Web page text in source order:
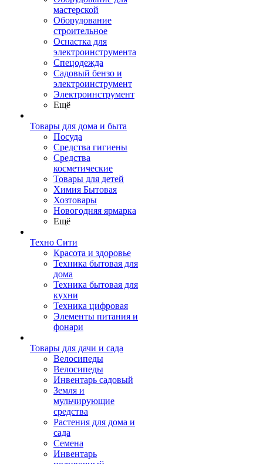
мастерской
Оборудование
строительное
Оснастка для
электроинструмента
Спецодежда
Садовый бензо и
электроинструмент
Электроинструмент
Ещё
Товары для дома и быта
Посуда
Средства гигиены
Средства
косметические
Товары для детей
Химия Бытовая
Хозтовары
Новогодняя ярмарка
Ещё
Техно Сити
Красота и здоровье
Техника бытовая для
дома
Техника бытовая для
кухни
Техника цифровая
Элементы питания и
фонари
Товары для дачи и сада
Велосипеды
Велосипеды
Инвентарь садовый
Земля и
мульчирующие
средства
Растения для дома и
сада
Семена
Инвентарь